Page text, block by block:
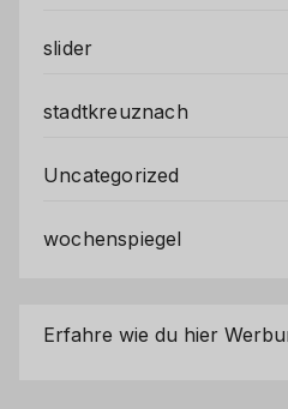
slider
stadtkreuznach
Uncategorized
wochenspiegel
Erfahre wie du hier